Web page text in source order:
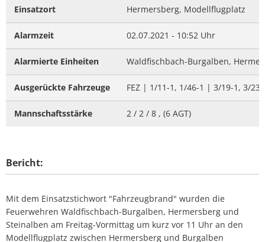
Einsatzort Hermersberg, Modellflugplatz
Alarmzeit 02.07.2021 - 10:52 Uhr
Alarmierte Einheiten Waldfischbach-Burgalben,
Ausgerückte Fahrzeuge FEZ | 1/11-1, 1/46-1 | 3/19-1, 3/
Mannschaftsstärke 2 / 2 / 8 , (6 AGT)
Bericht:
Mit dem Einsatzstichwort "Fahrzeugbrand" wurden die
Feuerwehren Waldfischbach-Burgalben, Hermersberg und
Steinalben am Freitag-Vormittag um kurz vor 11 Uhr an den
Modellflugplatz zwischen Hermersberg und Burgalben